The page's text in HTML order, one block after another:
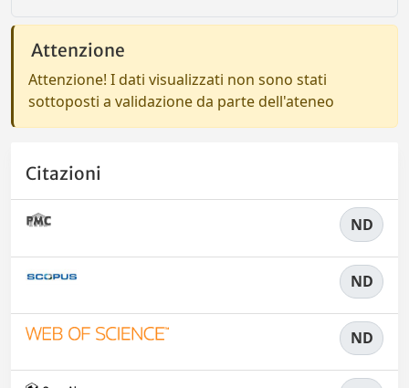
Attenzione
Attenzione! I dati visualizzati non sono stati
sottoposti a validazione da parte dell'ateneo
Citazioni
ND
ND
ND